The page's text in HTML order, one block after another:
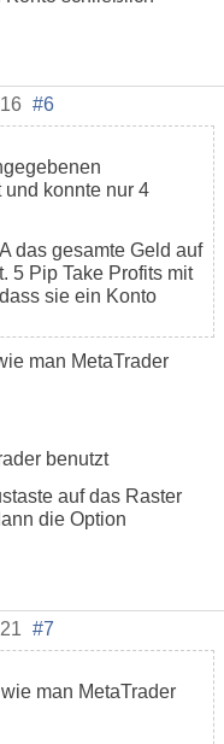
#6
konnte nur 4
das gesamte Geld auf
5 Pip Take Profits mit
sie ein Konto
man MetaTrader
benutzt
auf das Raster
die Option
#7
man MetaTrader